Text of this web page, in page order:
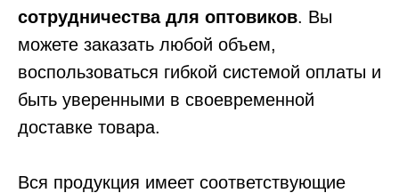
сотрудничества для оптовиков. Вы
можете заказать любой объем,
воспользоваться гибкой системой оплаты и
быть уверенными в своевременной
доставке товара.
Вся продукция имеет соответствующие